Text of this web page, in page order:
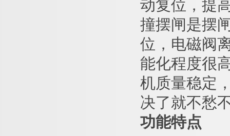
动复位，提
撞摆闸是摆
位，电磁阀
能化程度很
机质量稳定
决了就不愁
功能特点